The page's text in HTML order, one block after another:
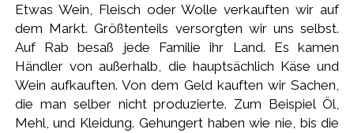
Etwas Wein, Fleisch oder Wolle verkauften wir auf
dem Markt. Größtenteils versorgten wir uns selbst.
Auf Rab besaß jede Familie ihr Land. Es kamen
Händler von außerhalb, die hauptsächlich Käse und
Wein aufkauften. Von dem Geld kauften wir Sachen,
die man selber nicht produzierte. Zum Beispiel Öl,
Mehl, und Kleidung. Gehungert haben wie nie, bis die